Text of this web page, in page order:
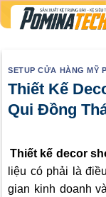
Skip
to
SETUP CỬA HÀNG MỸ
Thiết Kế
Qui Đồng
Thiết kế decor
liệu có phải là
gian kinh doanh